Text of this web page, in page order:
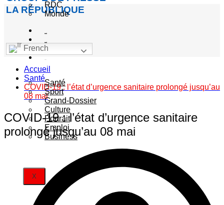
LA RÉPUBLIQUE
RDC
Monde
Santé
Sport
Grand-Dossier
Culture
Portrait
Emploi
Business
X
French
Accueil
Santé
COVID-19 : l’état d’urgence sanitaire prolongé jusqu’au
08 mai
COVID-19 : l’état d’urgence sanitaire
prolongé jusqu’au 08 mai